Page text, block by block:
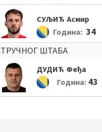
СУЉИЋ Асмир
Година: 34
ШТАБА
ДУДИЋ Феђа
Година: 43